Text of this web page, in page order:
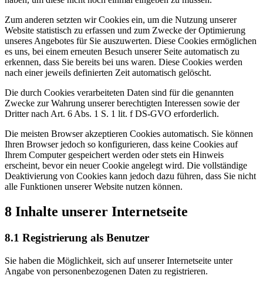
Zum anderen setzten wir Cookies ein, um die Nutzung unserer
Website statistisch zu erfassen und zum Zwecke der Optimierung
unseres Angebotes für Sie auszuwerten. Diese Cookies ermöglichen
es uns, bei einem erneuten Besuch unserer Seite automatisch zu
erkennen, dass Sie bereits bei uns waren. Diese Cookies werden
nach einer jeweils definierten Zeit automatisch gelöscht.
Die durch Cookies verarbeiteten Daten sind für die genannten
Zwecke zur Wahrung unserer berechtigten Interessen sowie der
Dritter nach Art. 6 Abs. 1 S. 1 lit. f DS-GVO erforderlich.
Die meisten Browser akzeptieren Cookies automatisch. Sie können
Ihren Browser jedoch so konfigurieren, dass keine Cookies auf
Ihrem Computer gespeichert werden oder stets ein Hinweis
erscheint, bevor ein neuer Cookie angelegt wird. Die vollständige
Deaktivierung von Cookies kann jedoch dazu führen, dass Sie nicht
alle Funktionen unserer Website nutzen können.
8 Inhalte unserer Internetseite
8.1 Registrierung als Benutzer
Sie haben die Möglichkeit, sich auf unserer Internetseite unter
Angabe von personenbezogenen Daten zu registrieren.